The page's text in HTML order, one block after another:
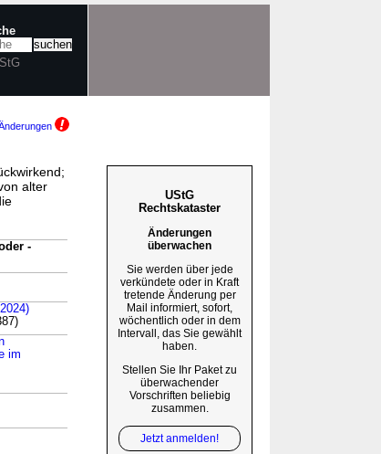
alter
-
im
UStG
Rechtskataster
Änderungen
überwachen
Sie werden über jede
verkündete oder in Kraft
tretende Änderung per
Mail informiert, sofort,
wöchentlich oder in dem
Intervall, das Sie gewählt
haben.
Stellen Sie Ihr Paket zu
überwachender
Vorschriften beliebig
zusammen.
Jetzt anmelden!